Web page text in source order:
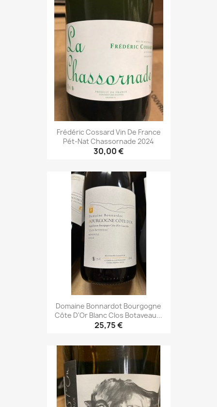
Frédéric Cossard Vin De France
Pét-Nat Chassornade 2024
30,00 €
Domaine Bonnardot Bourgogne
Côte D'Or Blanc Clos Botaveau...
25,75 €